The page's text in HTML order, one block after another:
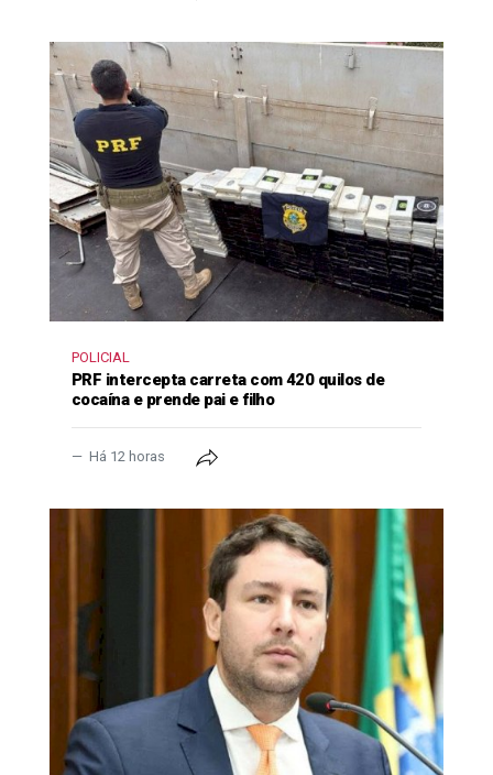
POLICIAL
PRF intercepta carreta com 420 quilos de
cocaína e prende pai e filho
Há 12 horas